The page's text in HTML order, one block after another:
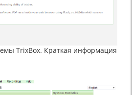
TrixBox. Краткая информация